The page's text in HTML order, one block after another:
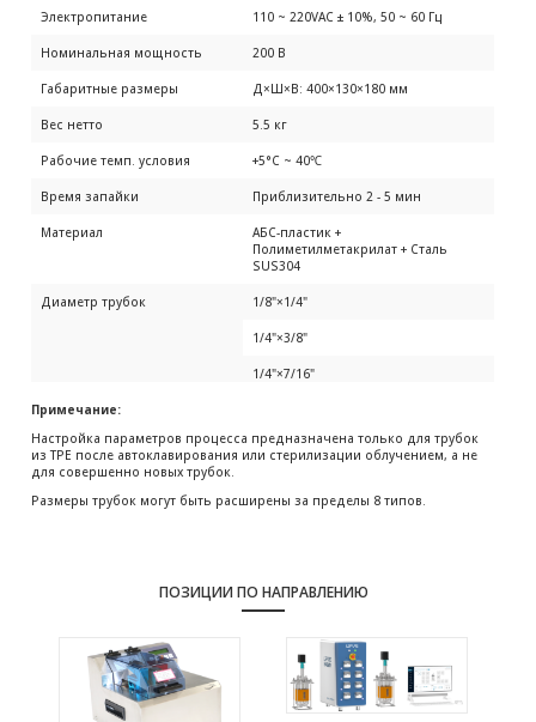
Электропитание 110 ~ 220VAC ± 10%, 50 ~ 60 Гц
Номинальная мощность 200 В
Габаритные размеры Д×Ш×В: 400×130×180 мм
Вес нетто 5.5 кг
Рабочие темп. условия +5°С ~ 40℃
Время запайки Приблизительно 2 - 5 мин
Материал
АБС-пластик +
Полиметилметакрилат + Сталь
SUS304
Диаметр трубок 1/8"×1/4"
1/4"×3/8"
1/4"×7/16"
1/2"×3/4"
Примечание:
Настройка параметров процесса предназначена только для трубок
из TPE после автоклавирования или стерилизации облучением, а не
для совершенно новых трубок.
Размеры трубок могут быть расширены за пределы 8 типов.
ПОЗИЦИИ ПО НАПРАВЛЕНИЮ